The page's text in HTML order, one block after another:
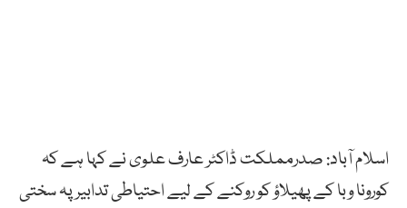
اسلام آباد: صدرمملکت ڈاکٹر عارف علوی نے کہا ہے کہ
کورونا وبا کے پھیلاؤ کو روکنے کے لیے احتیاطی تدابیر پہ سختی